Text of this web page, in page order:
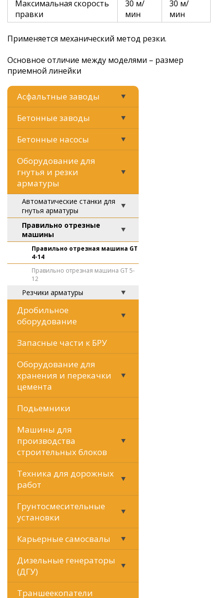
Максимальная скорость
правки
30 м/
мин
30 м/
мин
Применяется механический метод резки.
Основное отличие между моделями – размер
приемной линейки
Асфальтные заводы
Бетонные заводы
Бетонные насосы
Оборудование для
гнутья и резки
арматуры
Автоматические станки для
гнутья арматуры
Правильно отрезные
машины
Правильно отрезная машина GT
4-14
Правильно отрезная машина GT 5-
12
Резчики арматуры
Дробильное
оборудование
Запасные части к БРУ
Оборудование для
хранения и перекачки
цемента
Подьемники
Машины для
производства
строительных блоков
Техника для дорожных
работ
Грунтосмесительные
установки
Карьерные самосвалы
Дизельные генераторы
(ДГУ)
Траншеекопатели